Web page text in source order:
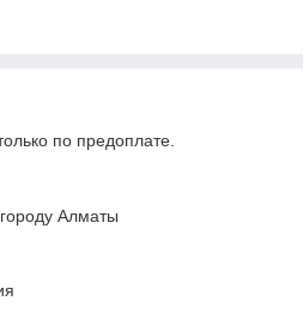
по предоплате.
Алматы